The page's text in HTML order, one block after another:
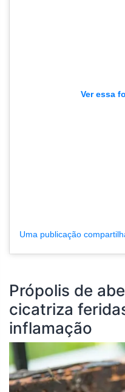
Ver essa
Própolis de
cicatriza
inflamação